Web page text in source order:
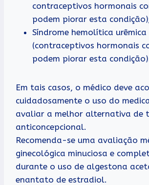
contraceptivos hormonais
podem piorar esta
Síndrome hemolítica urêmica
(contraceptivos hormonais
podem piorar esta
Em tais casos, o médico deve
cuidadosamente o uso do
avaliar a melhor alternativa de
anticoncepcional.
Recomenda-se uma avaliação
ginecológica minuciosa e
durante o uso de algestona
enantato de estradiol.